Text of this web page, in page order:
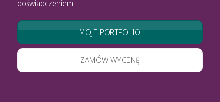
doświadczeniem.
MOJE PORTFOLIO
ZAMÓW WYCENĘ